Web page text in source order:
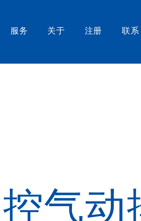
服务 关于 注册 联系
气动